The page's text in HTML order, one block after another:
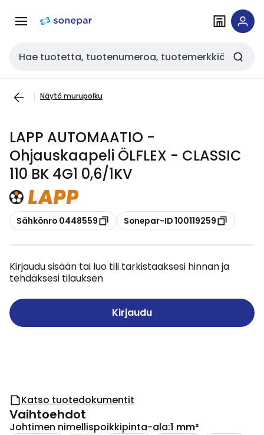
navigointiinsisältöön
Haku
Näytä murupolku
LAPP AUTOMAATIO -
Ohjauskaapeli ÖLFLEX - CLASSIC
110 BK 4G1 0,6/1KV
Kopioi
Sähkönro 0448559 Kopioi
Sonepar-ID 100119259
Kirjaudu sisään tai luo tili tarkistaaksesi hinnan ja
tehdäksesi tilauksen
Kirjaudu
Katso tuotedokumentit
Vaihtoehdot
Johtimen nimellispoikkipinta-ala:1 mm²